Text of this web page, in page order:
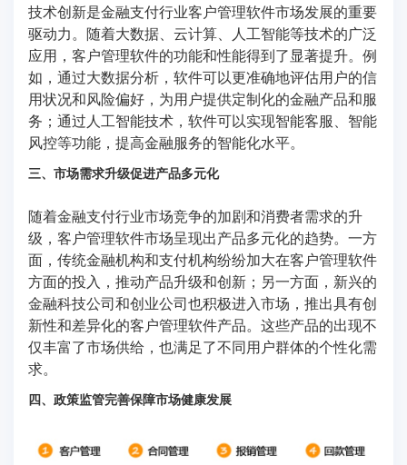
技术创新是金融支付行业客户管理软件市场发展的重要
驱动力。随着大数据、云计算、人工智能等技术的广泛
应用，客户管理软件的功能和性能得到了显著提升。例
如，通过大数据分析，软件可以更准确地评估用户的信
用状况和风险偏好，为用户提供定制化的金融产品和服
务；通过人工智能技术，软件可以实现智能客服、智能
风控等功能，提高金融服务的智能化水平。
三、市场需求升级促进产品多元化
随着金融支付行业市场竞争的加剧和消费者需求的升
级，客户管理软件市场呈现出产品多元化的趋势。一方
面，传统金融机构和支付机构纷纷加大在客户管理软件
方面的投入，推动产品升级和创新；另一方面，新兴的
金融科技公司和创业公司也积极进入市场，推出具有创
新性和差异化的客户管理软件产品。这些产品的出现不
仅丰富了市场供给，也满足了不同用户群体的个性化需
求。
四、政策监管完善保障市场健康发展